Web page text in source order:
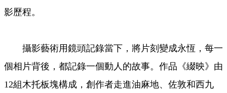
影歷程。
攝影藝術用鏡頭記錄當下，將片刻變成永恆，每一
個相片背後，都記錄一個動人的故事。作品《綴映》由
12組木托板塊構成，創作者走進油麻地、佐敦和西九